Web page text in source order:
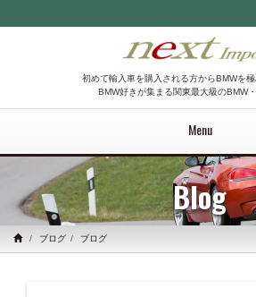
初めて輸入車を購入される方からBMWを
BMW好きが集まる関東最大級のBMW
Menu
Blog
ブログ ブログ